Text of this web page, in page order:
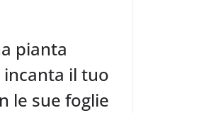
pianta
il tuo
le sue foglie